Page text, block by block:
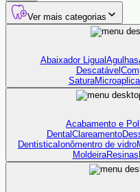
Ver mais categorias
Abaixador LigualAgulhas
Descatável
Satura
Acabamento e
DentalClareamento
DentisticaIonômentro de vidro
MoldeiraResinas